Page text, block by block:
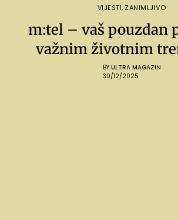
VIJESTI, ZANIMLJIVO
m:tel – vaš pouzdan
važnim životnim
BY ULTRA MAGAZIN
30/12/2025